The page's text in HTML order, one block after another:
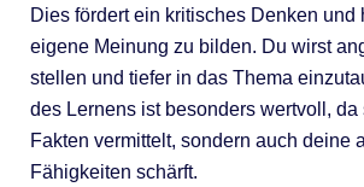
Dies fördert ein kritisches Denken und
eigene Meinung zu bilden. Du wirst
stellen und tiefer in das Thema
des Lernens ist besonders wertvoll, da
Fakten vermittelt, sondern auch deine
Fähigkeiten schärft.